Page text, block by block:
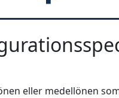
eller medellönen